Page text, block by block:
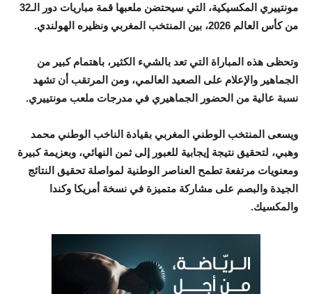
مونتييري المكسيكية، التي سيحتضن ملعبها قمة مباريات دور الـ32
من كأس العالم 2026، بين المنتخب المغربي ونظيره الهولندي.
وتحظى هذه المباراة التي تعد بالشيء الكثير، باهتمام كبير من
الجماهير والإعلام على الصعيد العالمي، ومن المرتقب أن تشهد
نسبة عالية من الحضور الجماهيري في مدرجات ملعب مونتييري.
ويسعى المنتخب الوطني المغربي بقيادة الناخب الوطني محمد
وهبي، لتحقيق نتيجة إيجابية للعبور إلى ثمن النهائي، وبعزيمة كبيرة
ومعنويات مرتفعة تطمح العناصر الوطنية لمواصلة تحقيق النتائج
الجيدة والبصم على مشاركة متميزة في نسخة أمريكا وكندا
والمكسيك.